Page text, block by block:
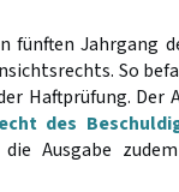
Jahrgang
So
Haftprüfung. Der
des
Ausgabe